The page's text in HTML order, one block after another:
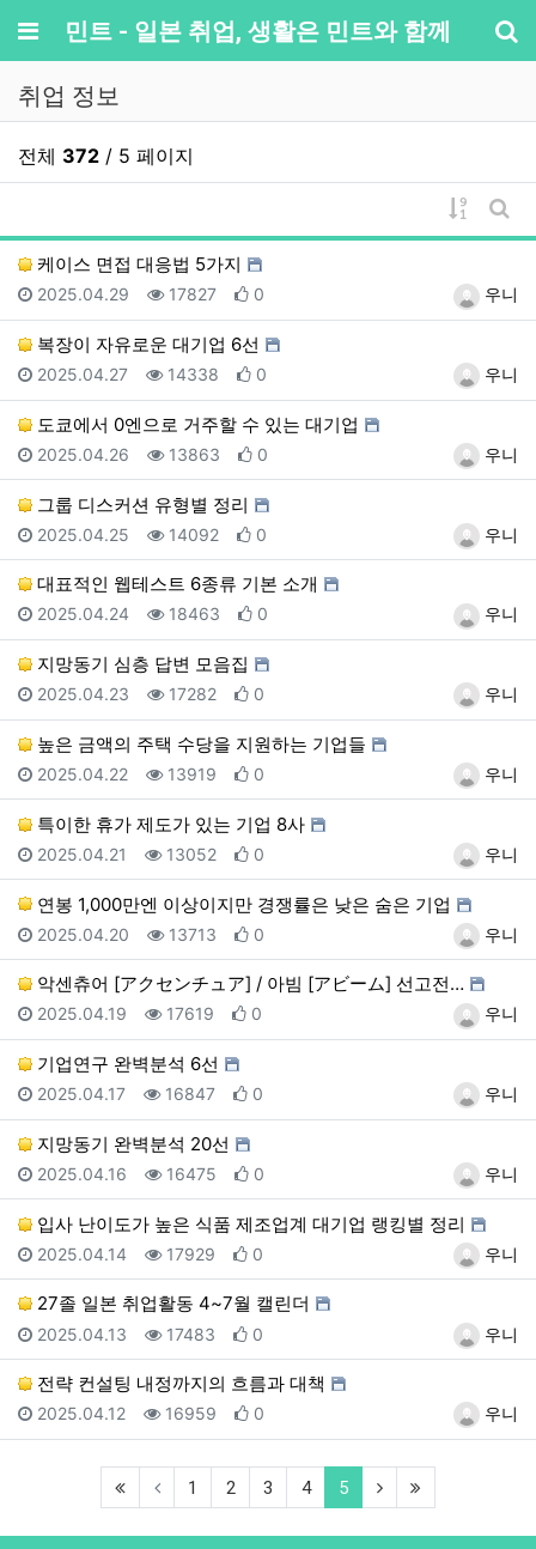
메뉴민트 - 일본 취업, 생활은 민트와 함께
취업 정보
전체 372 / 5 페이지
게시물
게
케이스 면접 대응법 5가지
등록자우니
등록일
2025.04.29 조회
17827 추천
0
복장이 자유로운 대기업 6선
등록자우니
등록일
2025.04.27 조회
14338 추천
0
도쿄에서 0엔으로 거주할 수 있는 대기업
등록자우니
등록일
2025.04.26 조회
13863 추천
0
그룹 디스커션 유형별 정리
등록자우니
등록일
2025.04.25 조회
14092 추천
0
대표적인 웹테스트 6종류 기본 소개
등록자우니
등록일
2025.04.24 조회
18463 추천
0
지망동기 심층 답변 모음집
등록자우니
등록일
2025.04.23 조회
17282 추천
0
높은 금액의 주택 수당을 지원하는 기업들
등록자우니
등록일
2025.04.22 조회
13919 추천
0
특이한 휴가 제도가 있는 기업 8사
등록자우니
등록일
2025.04.21 조회
13052 추천
0
연봉 1,000만엔 이상이지만 경쟁률은 낮은 숨은 기업
등록자우니
등록일
2025.04.20 조회
13713 추천
0
악센츄어 [アクセンチュア] / 아빔 [アビーム] 선고전…
등록자우니
등록일
2025.04.19 조회
17619 추천
0
기업연구 완벽분석 6선
등록자우니
등록일
2025.04.17 조회
16847 추천
0
지망동기 완벽분석 20선
등록자우니
등록일
2025.04.16 조회
16475 추천
0
입사 난이도가 높은 식품 제조업계 대기업 랭킹별 정리
등록자우니
등록일
2025.04.14 조회
17929 추천
0
27졸 일본 취업활동 4~7월 캘린더
등록자우니
등록일
2025.04.13 조회
17483 추천
0
전략 컨설팅 내정까지의 흐름과 대책
등록자우니
등록일
2025.04.12 조회
16959 추천
0
(first) 1 2 3 4 5(current)
(next)